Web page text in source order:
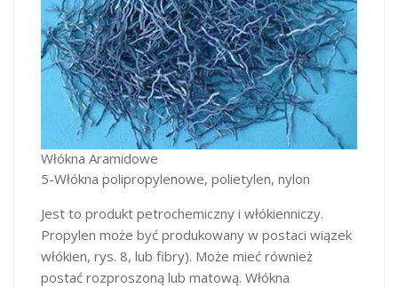
Włókna Aramidowe
5-Włókna polipropylenowe, polietylen, nylon
Jest to produkt petrochemiczny i włókienniczy.
Propylen może być produkowany w postaci wiązek
włókien, rys. 8, lub fibry). Może mieć również
postać rozproszoną lub matową. Włókna